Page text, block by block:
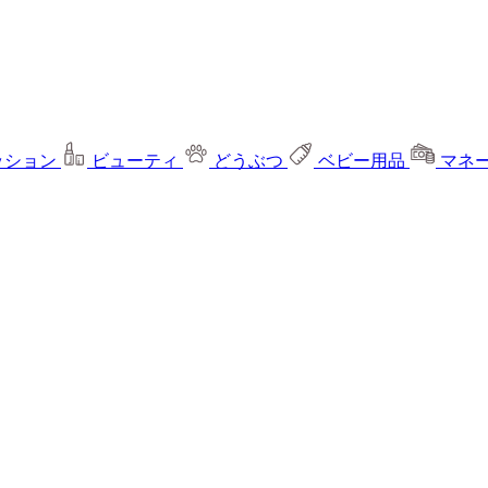
ション ビューティ どうぶつ ベビー用品 マネ